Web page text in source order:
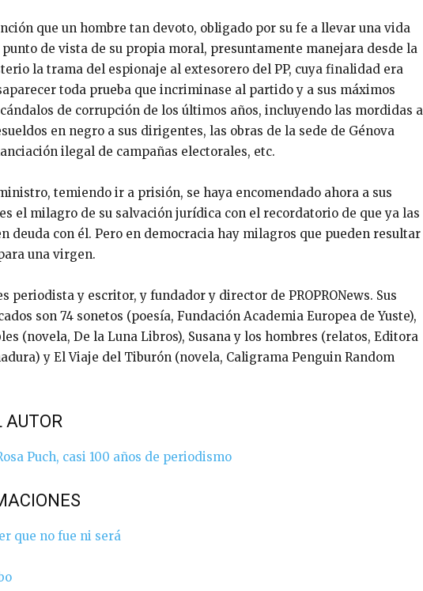
que un hombre tan devoto, obligado por su fe a llevar una vida
de vista de su propia moral, presuntamente manejara desde la
la trama del espionaje al extesorero del PP, cuya finalidad era
toda prueba que incriminase al partido y a sus máximos
de corrupción de los últimos años, incluyendo las mordidas a
en negro a sus dirigentes, las obras de la sede de Génova
ilegal de campañas electorales, etc.
temiendo ir a prisión, se haya encomendado ahora a sus
el milagro de su salvación jurídica con el recordatorio de que ya las
deuda con él. Pero en democracia hay milagros que pueden resultar
una virgen.
periodista y escritor, y fundador y director de PROPRONews. Sus
son 74 sonetos (poesía, Fundación Academia Europea de Yuste),
(novela, De la Luna Libros), Susana y los hombres (relatos, Editora
y El Viaje del Tiburón (novela, Caligrama Penguin Random
AUTOR
Puch, casi 100 años de periodismo
que no fue ni será